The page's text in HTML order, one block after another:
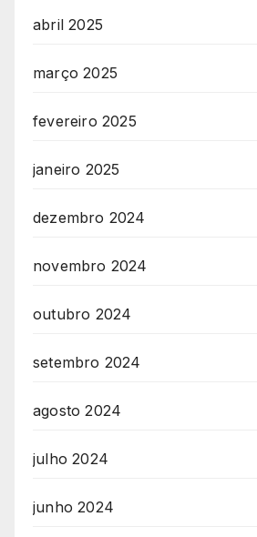
abril 2025
março 2025
fevereiro 2025
janeiro 2025
dezembro 2024
novembro 2024
outubro 2024
setembro 2024
agosto 2024
julho 2024
junho 2024